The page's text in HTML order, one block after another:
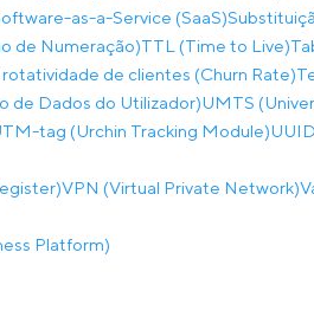
as-a-Service (SaaS)
de Numeração)TTL (Time to Live)
rotatividade de clientes (Churn Rate)
de Dados do Utilizador)UMTS
tag (Urchin Tracking Module)
VPN (Virtual Private Network)
Platform)